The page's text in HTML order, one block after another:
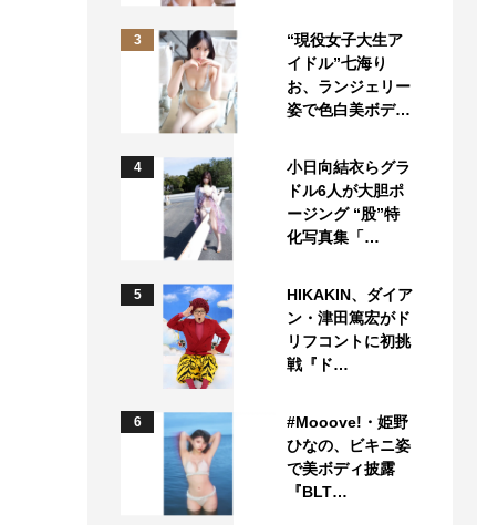
3
“現役女子大生ア
イドル”七海り
お、ランジェリー
姿で色白美ボデ…
4
小日向結衣らグラ
ドル6人が大胆ポ
ージング “股”特
化写真集「…
5
HIKAKIN、ダイア
ン・津田篤宏がド
リフコントに初挑
戦『ド…
6
#Mooove!・姫野
ひなの、ビキニ姿
で美ボディ披露
『BLT…